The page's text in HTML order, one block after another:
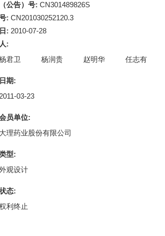
公告）号: CN301489826S
: CN201030252120.3
: 2010-07-28
:
君卫
杨润贵 赵明华 任志有
期:
2011-03-23
员单位:
大理药业股份有限公司
型:
观设计
态:
利终止